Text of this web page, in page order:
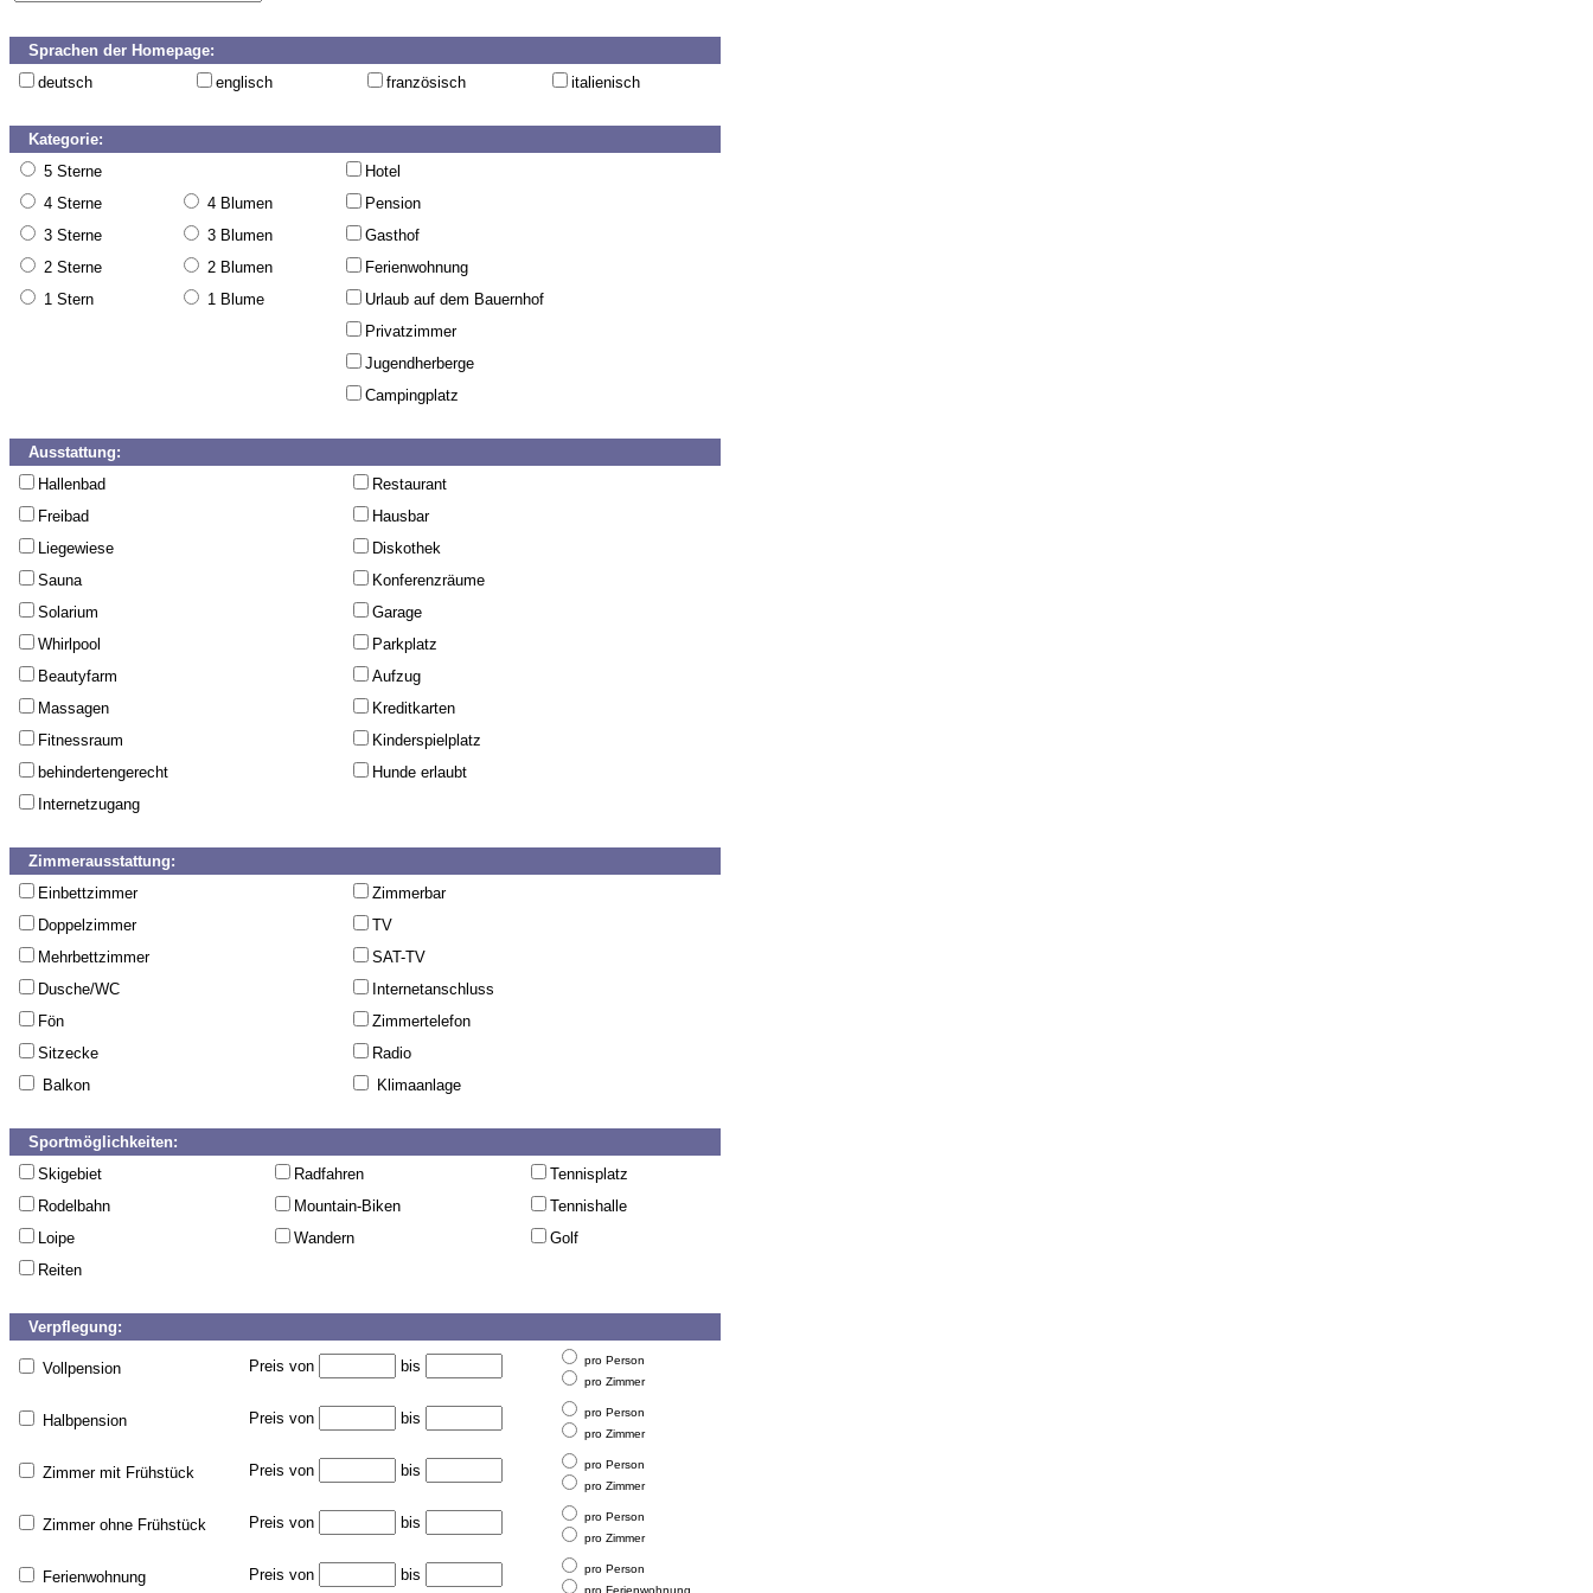
Sprachen der Homepage:
deutsch
englisch französisch italienisch
Kategorie:
5 Sterne
Hotel
4 Sterne
4 Blumen
Pension
3 Sterne
3 Blumen
Gasthof
2 Sterne
2 Blumen
Ferienwohnung
1 Stern
1 Blume
Urlaub auf dem Bauernhof
Privatzimmer
Jugendherberge
Campingplatz
Ausstattung:
Hallenbad
Restaurant
Freibad
Hausbar
Liegewiese
Diskothek
Sauna
Konferenzräume
Solarium
Garage
Whirlpool
Parkplatz
Beautyfarm
Aufzug
Massagen
Kreditkarten
Fitnessraum
Kinderspielplatz
behindertengerecht
Hunde erlaubt
Internetzugang
Zimmerausstattung:
Einbettzimmer
Zimmerbar
Doppelzimmer
TV
Mehrbettzimmer
SAT-TV
Dusche/WC
Internetanschluss
Fön
Zimmertelefon
Sitzecke
Radio
Balkon
Klimaanlage
Sportmöglichkeiten:
Skigebiet
Radfahren
Tennisplatz
Rodelbahn
Mountain-Biken
Tennishalle
Loipe
Wandern
Golf
Reiten
Verpflegung:
Vollpension Preis von bis
pro Person
pro Zimmer
Halbpension Preis von bis
pro Person
pro Zimmer
Zimmer mit Frühstück Preis von bis
pro Person
pro Zimmer
Zimmer ohne Frühstück Preis von bis
pro Person
pro Zimmer
Ferienwohnung Preis von bis
pro Person
pro Ferienwohnung